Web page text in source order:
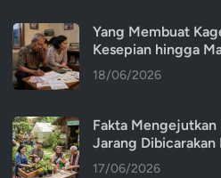
Yang Membuat
Kesepian hingga
18/06/2026
Fakta Mengejutkan
Jarang Dibicarakan
17/06/2026